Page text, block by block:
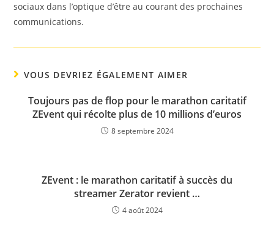
sociaux dans l’optique d’être au courant des prochaines
communications.
VOUS DEVRIEZ ÉGALEMENT AIMER
Toujours pas de flop pour le marathon caritatif
ZEvent qui récolte plus de 10 millions d’euros
8 septembre 2024
ZEvent : le marathon caritatif à succès du
streamer Zerator revient …
4 août 2024